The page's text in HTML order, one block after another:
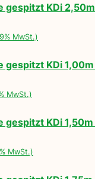
gespitzt KDi 2,50m
MwSt.)
gespitzt KDi 1,00m
MwSt.)
gespitzt KDi 1,50m
MwSt.)